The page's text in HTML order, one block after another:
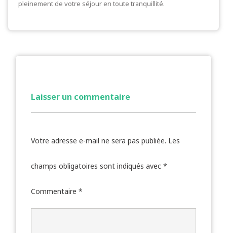
pleinement de votre séjour en toute tranquillité.
Laisser un commentaire
Votre adresse e-mail ne sera pas publiée. Les
champs obligatoires sont indiqués avec *
Commentaire *